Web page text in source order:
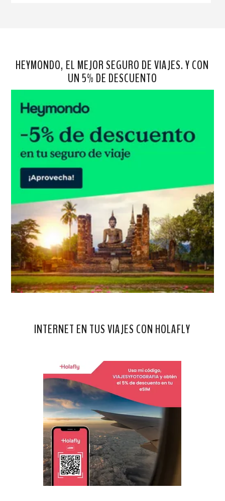
HEYMONDO, EL MEJOR SEGURO DE VIAJES. Y CON
UN 5% DE DESCUENTO
INTERNET EN TUS VIAJES CON HOLAFLY